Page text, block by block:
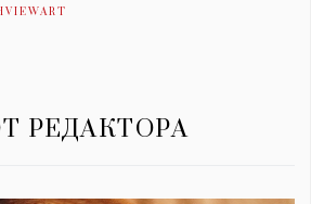
РЕДАКТОРА